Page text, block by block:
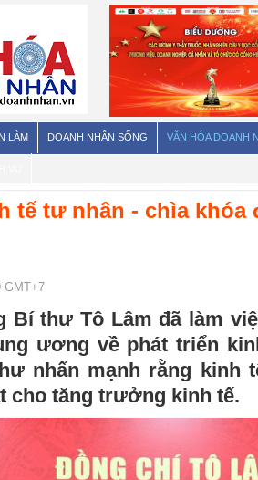
LÀM DOANH NHÂN SỐNG VĂN HÓA DOANH
tế tư nhân - chìa khóa
GMT+7
Bí thư Tô Lâm đã làm
ương về phát triển
nhấn mạnh rằng kinh
cho tăng trưởng kinh tế.